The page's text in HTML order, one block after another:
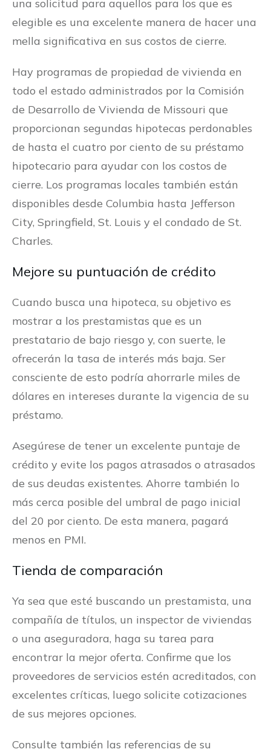
una solicitud para aquellos para los que es
elegible es una excelente manera de hacer una
mella significativa en sus costos de cierre.
Hay programas de propiedad de vivienda en
todo el estado administrados por la Comisión
de Desarrollo de Vivienda de Missouri que
proporcionan segundas hipotecas perdonables
de hasta el cuatro por ciento de su préstamo
hipotecario para ayudar con los costos de
cierre. Los programas locales también están
disponibles desde Columbia hasta Jefferson
City, Springfield, St. Louis y el condado de St.
Charles.
Mejore su puntuación de crédito
Cuando busca una hipoteca, su objetivo es
mostrar a los prestamistas que es un
prestatario de bajo riesgo y, con suerte, le
ofrecerán la tasa de interés más baja. Ser
consciente de esto podría ahorrarle miles de
dólares en intereses durante la vigencia de su
préstamo.
Asegúrese de tener un excelente puntaje de
crédito y evite los pagos atrasados o atrasados
de sus deudas existentes. Ahorre también lo
más cerca posible del umbral de pago inicial
del 20 por ciento. De esta manera, pagará
menos en PMI.
Tienda de comparación
Ya sea que esté buscando un prestamista, una
compañía de títulos, un inspector de viviendas
o una aseguradora, haga su tarea para
encontrar la mejor oferta. Confirme que los
proveedores de servicios estén acreditados, con
excelentes críticas, luego solicite cotizaciones
de sus mejores opciones.
Consulte también las referencias de su